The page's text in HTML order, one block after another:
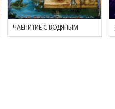
ЧАЕПИТИЕ С ВОДЯНЫМ